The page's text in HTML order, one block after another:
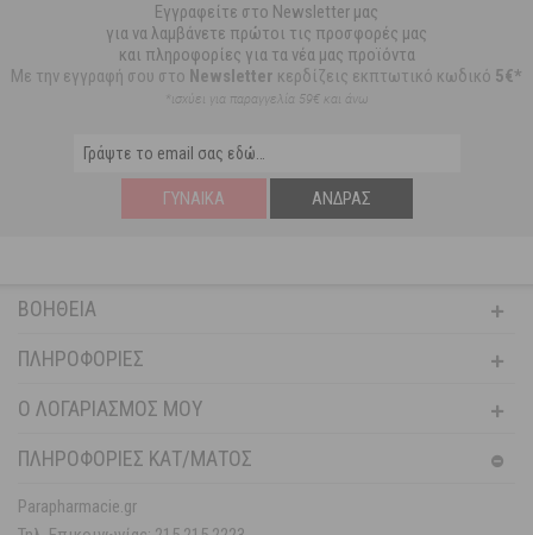
Εγγραφείτε στο Newsletter μας
για να λαμβάνετε πρώτοι τις προσφορές μας
και πληροφορίες για τα νέα μας προϊόντα
Με την εγγραφή σου στο Newsletter κερδίζεις εκπτωτικό κωδικό 5€*
*ισχύει για παραγγελία 59€ και άνω
ΓΥΝΑΊΚΑ ΆΝΔΡΑΣ
ΒΟΉΘΕΙΑ
ΠΛΗΡΟΦΟΡΊΕΣ
Ο ΛΟΓΑΡΙΑΣΜΌΣ ΜΟΥ
ΠΛΗΡΟΦΟΡΙΕΣ ΚΑΤ/ΜΑΤΟΣ
Parapharmacie.gr